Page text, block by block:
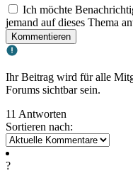
Ich möchte
jemand auf dieses Thema
Kommentieren
Ihr Beitrag wird für alle
Forums sichtbar sein.
11 Antworten
Sortieren nach:
?